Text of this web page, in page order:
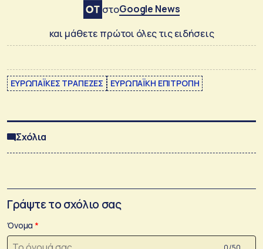
στοGoogle News
και μάθετε πρώτοι όλες τις ειδήσεις
ΕΥΡΩΠΑΪΚΕΣ ΤΡΑΠΕΖΕΣ ΕΥΡΩΠΑΪΚΗ ΕΠΙΤΡΟΠΗ
Σχόλια
Γράψτε το σχόλιο σας
Όνομα